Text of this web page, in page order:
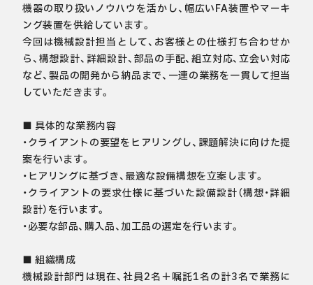
機器の取り扱いノウハウを活かし、幅広いFA装置やマーキ
ング装置を供給しています。
今回は機械設計担当として、お客様との仕様打ち合わせか
ら、構想設計、詳細設計、部品の手配、組立対応、立会い対応
など、製品の開発から納品まで、一連の業務を一貫して担当
していただきます。
■ 具体的な業務内容
・クライアントの要望をヒアリングし、課題解決に向けた提
案を行います。
・ヒアリングに基づき、最適な設備構想を立案します。
・クライアントの要求仕様に基づいた設備設計（構想・詳細
設計）を行います。
・必要な部品、購入品、加工品の選定を行います。
■ 組織構成
機械設計部門は現在、社員2名＋嘱託1名の計3名で業務に